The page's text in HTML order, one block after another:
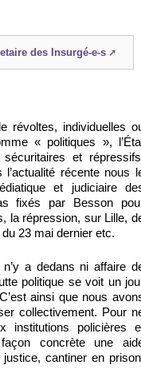
des Insurgé-e-s
révoltes, individuelles
« politiques »,
et
récente nous
et judiciaire
fixés par Besson
la répression, sur Lille,
23 mai dernier etc.
a dedans ni affaire
politique se voit un
ainsi que nous
collectivement. Pour
institutions policières
concrète une
cantiner en